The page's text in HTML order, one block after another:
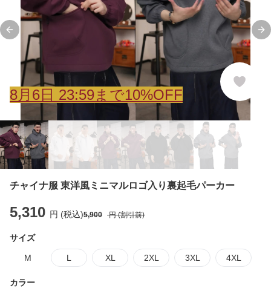
Previous slide
8月 6日 23:59まで10%OFF
チャイナ服 東洋風ミニマルロゴ入り裏起毛パーカー
5,310 円 (税込)5,900 円 (割引前)
サイズ
M L XL 2XL 3XL 4XL
カラー